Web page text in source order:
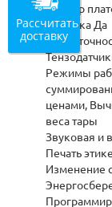
Размер
Поверка Да
Класс
Режимы
ценами,
веса тары
Звуковая и
Печать
Изменение
Рассчитать
доставку